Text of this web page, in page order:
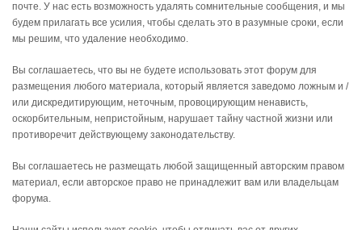
почте. У нас есть возможность удалять сомнительные сообщения, и мы
будем прилагать все усилия, чтобы сделать это в разумные сроки, если
мы решим, что удаление необходимо.
Вы соглашаетесь, что вы не будете использовать этот форум для
размещения любого материала, который является заведомо ложным и /
или дискредитирующим, неточным, провоцирующим ненависть,
оскорбительным, непристойным, нарушает тайну частной жизни или
противоречит действующему законодательству.
Вы соглашаетесь не размещать любой защищенный авторским правом
материал, если авторское право не принадлежит вам или владельцам
форума.